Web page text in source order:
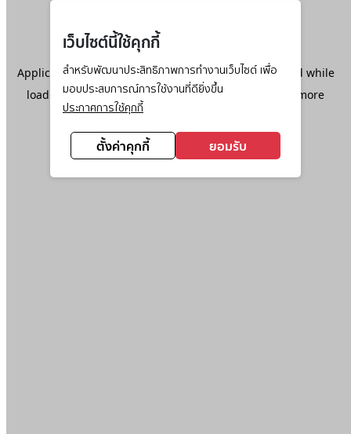
เว็บไซต์นี้ใช้คุกกี้
สำหรับพัฒนาประสิทธิภาพการทำงานเว็บไซต์ เพื่อ
มอบประสบการณ์การใช้งานที่ดียิ่งขึ้น
ประกาศการใช้คุกกี้
ตั้งค่าคุกกี้ ยอมรับ
Application error: aclient-side exception has occurred while
loadingwww.ktc.co.th(see the browser console
for more
information).